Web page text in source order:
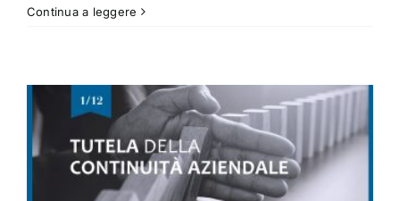
Continua a leggere